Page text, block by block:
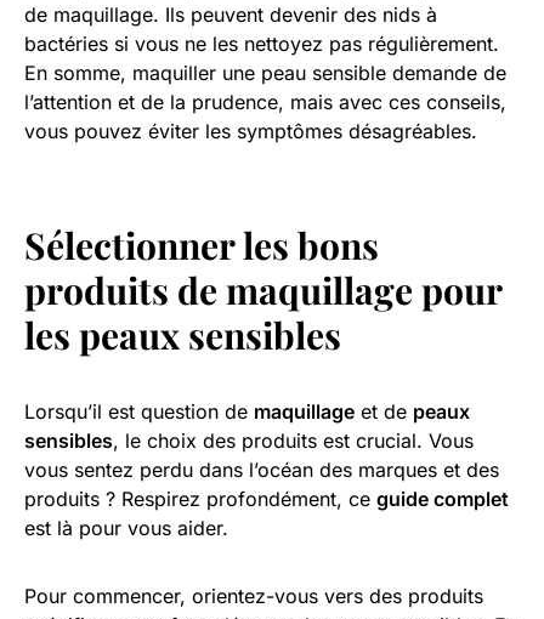
de maquillage. Ils peuvent devenir des nids à
bactéries si vous ne les nettoyez pas régulièrement.
En somme, maquiller une peau sensible demande de
l’attention et de la prudence, mais avec ces conseils,
vous pouvez éviter les symptômes désagréables.
Sélectionner les bons
produits de maquillage pour
les peaux sensibles
Lorsqu’il est question de maquillage et de peaux
sensibles, le choix des produits est crucial. Vous
vous sentez perdu dans l’océan des marques et des
produits ? Respirez profondément, ce guide complet
est là pour vous aider.
Pour commencer, orientez-vous vers des produits